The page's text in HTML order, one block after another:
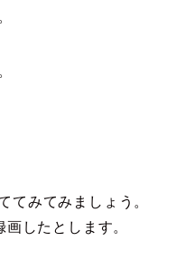
てみてみましょう。
したとします。